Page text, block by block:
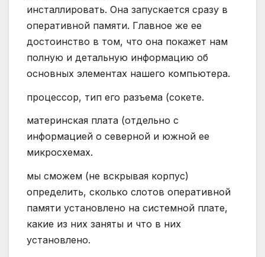
инсталлировать. Она запускается сразу в
оперативной памяти. Главное же ее
достоинство в том, что она покажет нам
полную и детальную информацию об
основных элементах нашего компьютера.
процессор, тип его разъема (сокете.
материнская плата (отдельно с
информацией о северной и южной ее
микросхемах.
мы сможем (не вскрывая корпус)
определить, сколько слотов оперативной
памяти установлено на системной плате,
какие из них заняты и что в них
установлено.